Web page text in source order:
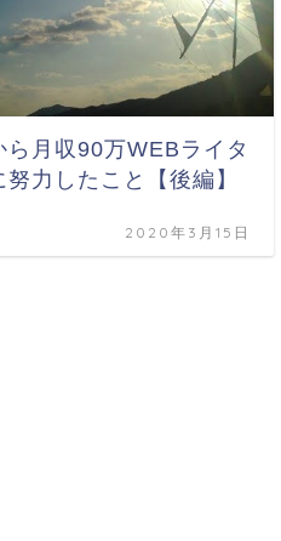
月収90万WEBライタ
力したこと【後編】
2020年3月15日